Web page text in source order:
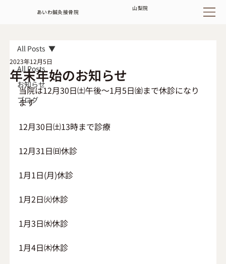
あいわ鍼灸接骨院
山梨院
All Posts
お知らせ
ブログ
All Posts
年末年始のお知らせ
2023年12月5日
当院は12月30日㈯午後～1月5日㈮まで休診になり
ます
12月30日㈯13時まで診療
12月31日㈰休診
1月1日(月)休診
1月2日㈫休診
1月3日㈬休診
1月4日㈭休診